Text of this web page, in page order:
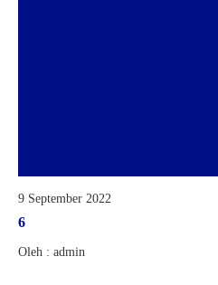
9 September 2022
6
Oleh : admin